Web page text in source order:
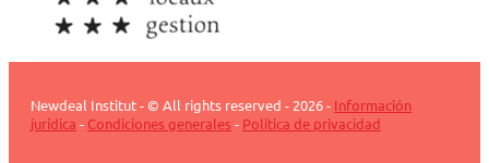
Newdeal Institut - © All rights reserved - 2026 - Información
jurídica - Condiciones generales - Política de privacidad